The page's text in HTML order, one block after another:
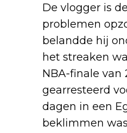
De vlogger is
problemen
belandde hij
het streaken
NBA-finale van
gearresteerd
dagen in een
beklimmen